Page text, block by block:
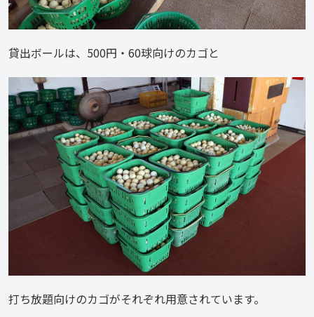
貸出ボールは、500円・60球向けのカゴと
打ち放題向けのカゴがそれぞれ用意されています。